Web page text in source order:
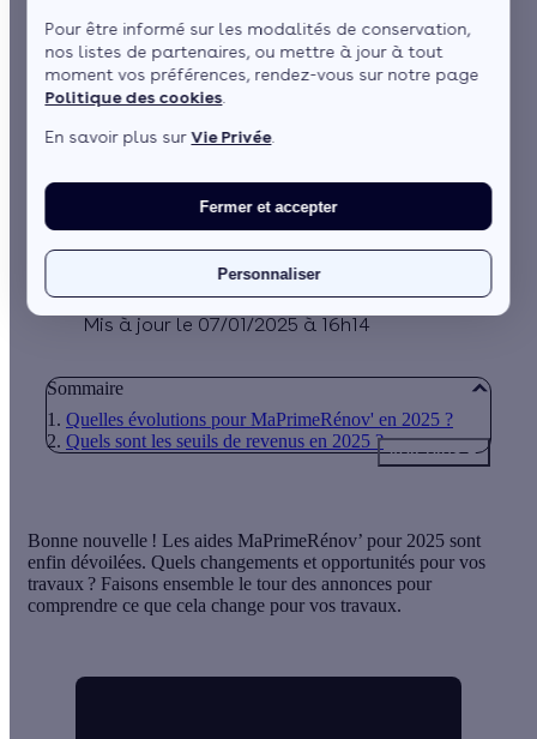
Pour être informé sur les modalités de conservation,
nos listes de partenaires, ou mettre à jour à tout
moment vos préférences, rendez-vous sur notre page
Politique des cookies.
En savoir plus surVie Privée.
Fermer et accepter
Personnaliser
MaPrimeRénov’ 2025
: de bonnes nouvelles
parCamille Trentesaux
Publié le 10/12/2024 à 14h18
Mis à jour le 07/01/2025 à 16h14
4 min de lecture
Sommaire
Quelles évolutions pour MaPrimeRénov' en 2025 ?
Quels sont les seuils de revenus en 2025 ?
Voir plus
Bonne nouvelle ! Les aides MaPrimeRénov’ pour 2025 sont
enfin dévoilées. Quels changements et opportunités pour vos
travaux ? Faisons ensemble le tour des annonces pour
comprendre ce que cela change pour vos travaux.